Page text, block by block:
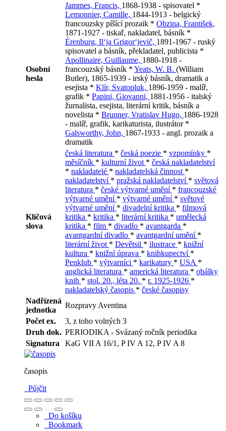
Osobní
hesla
Jammes, Francis, 1868-1938 - spisovatel *
Lemonnier, Camille, 1844-1913 - belgický
francouzsky píšící prozaik * Obzina, František,
1871-1927 - tiskař, nakladatel, básník *
Èrenburg, Il‘ja Grigor‘jevič, 1891-1967 - ruský
spisovatel a básník, překladatel, publicista *
Apollinaire, Guillaume, 1880-1918 -
francouzský básník * Yeats, W. B. (William
Butler), 1865-1939 - irský básník, dramatik a
esejista * Klír, Svatopluk, 1896-1959 - malíř,
grafik * Papini, Giovanni, 1881-1956 - italský
žurnalista, esejista, literární kritik, básník a
novelista * Brunner, Vratislav Hugo, 1886-1928
- malíř, grafik, karikaturista, ilustrátor *
Galsworthy, John, 1867-1933 - angl. prozaik a
dramatik
Klíčová
slova
česká literatura * česká poezie * vzpomínky *
měsíčník * kulturní život * česká nakladatelství
* nakladatelé * nakladatelská činnost *
nakladatelství * pražská nakladatelství * světová
literatura * české výtvarné umění * francouzské
výtvarné umění * výtvarné umění * světové
výtvarné umění * divadelní kritika * filmová
kritika * kritika * literární kritika * umělecká
kritika * film * divadlo * avantgarda *
avantgardní divadlo * avantgardní umění *
literární život * Devětsil * ilustrace * knižní
kultura * knižní úprava * knihkupectví *
Penklub * výtvarníci * karikatury * USA *
anglická literatura * americká literatura * obálky
knih * stol. 20., léta 20. * r. 1925-1926 *
nakladatelský časopis * české časopisy
Nadřízená
jednotka
Rozpravy Aventina
Počet ex.
3, z toho volných 3
Druh dok. PERIODIKA - Svázaný ročník periodika
Signatura
KaG VII A 16/1, P IV A 12, P IV A 8
časopis
Půjčit
Do košíku
Bookmark